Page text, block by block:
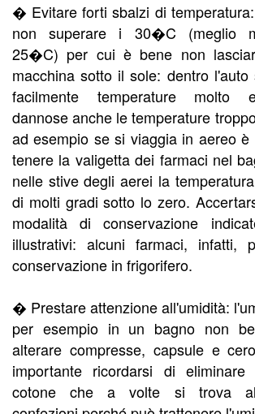
� Evitare forti sbalzi di
non superare i 30�C (meglio
25�C) per cui è bene non
macchina sotto il sole: dentro l'auto
facilmente temperature molto
dannose anche le temperature
ad esempio se si viaggia in aereo è
tenere la valigetta dei farmaci nel
nelle stive degli aerei la
di molti gradi sotto lo zero.
modalità di conservazione
illustrativi: alcuni farmaci, infatti,
conservazione in frigorifero.
� Prestare attenzione all'umidità:
per esempio in un bagno non
alterare compresse, capsule e
importante ricordarsi di
cotone che a volte si trova